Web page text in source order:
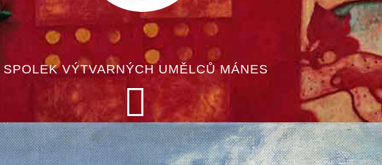
SPOLEK VÝTVARNÝCH UMĚLCŮ MÁNES